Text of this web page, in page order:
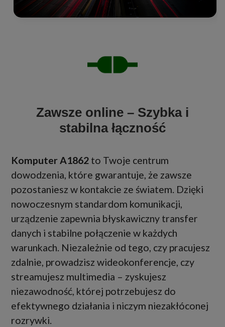
Zawsze online – Szybka i
stabilna łączność
Komputer A1862 to Twoje centrum
dowodzenia, które gwarantuje, że zawsze
pozostaniesz w kontakcie ze światem. Dzięki
nowoczesnym standardom komunikacji,
urządzenie zapewnia błyskawiczny transfer
danych i stabilne połączenie w każdych
warunkach. Niezależnie od tego, czy pracujesz
zdalnie, prowadzisz wideokonferencje, czy
streamujesz multimedia – zyskujesz
niezawodność, której potrzebujesz do
efektywnego działania i niczym niezakłóconej
rozrywki.